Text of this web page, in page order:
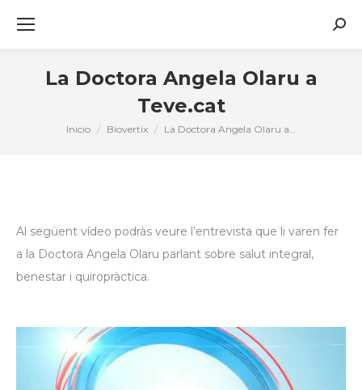
La Doctora Angela Olaru a
Teve.cat
Estás aquí:
Inicio Biovertix La Doctora Angela Olaru a…
Al següent vídeo podràs veure l’entrevista que li varen fer
a la Doctora Angela Olaru parlant sobre salut integral,
benestar i quiropràctica.
Reproductor